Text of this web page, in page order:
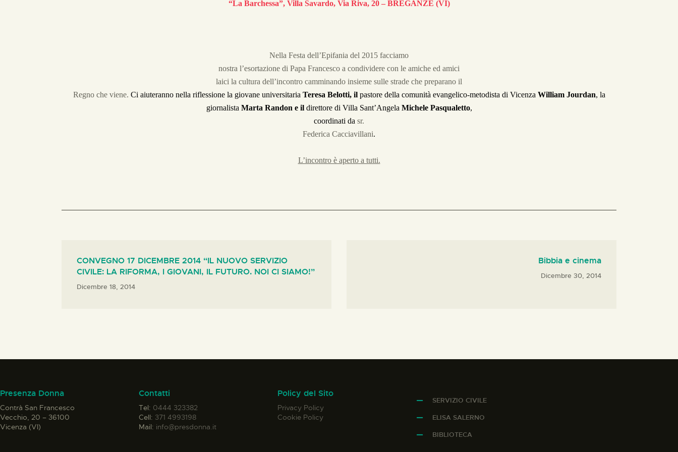
“La Barchessa”, Villa Savardo, Via Riva, 20 – BREGANZE (VI)
Nella Festa dell’Epifania del 2015 facciamo
nostra l’esortazione di Papa Francesco a condividere con le amiche ed amici
laici la cultura dell’incontro camminando insieme sulle strade che preparano il
Regno che viene. Ci aiuteranno nella riflessione la giovane universitaria Teresa Belotti, il pastore della comunità evangelico-metodista di Vicenza William Jourdan, la
giornalista Marta Randon e il direttore di Villa Sant’Angela Michele Pasqualetto,
coordinati da sr.
Federica Cacciavillani.
L’incontro è aperto a tutti.
CONVEGNO 17 DICEMBRE 2014 “IL NUOVO SERVIZIO
CIVILE: LA RIFORMA, I GIOVANI, IL FUTURO. NOI CI SIAMO!”
Dicembre 18, 2014
Bibbia e cinema
Dicembre 30, 2014
Presenza Donna
Contrà San Francesco
Vecchio, 20 – 36100
Vicenza (VI)
Contatti
Tel: 0444 323382
Cell: 371 4993198
Mail: info@presdonna.it
Policy del Sito
Privacy Policy
Cookie Policy
SERVIZIO CIVILE
ELISA SALERNO
BIBLIOTECA